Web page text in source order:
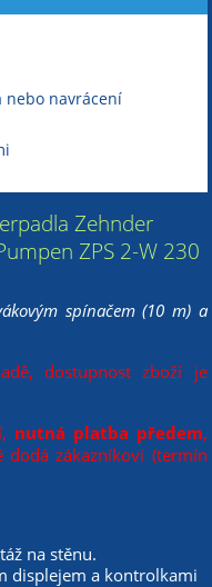
nebo navrácení
Zehnder
ZPS 2-W 230
spínačem (10 m) a
dostupnost zboží je
nutná platba předem,
dodá zákazníkovi (termín
na stěnu.
displejem a kontrolkami